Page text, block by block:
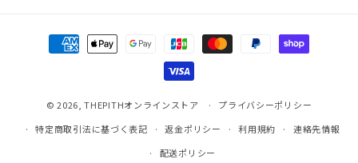
© 2026,THEPITHオンラインストア
プライバシーポリシー
特定商取引法に基づく表記
返金ポリシー 利用規約
連絡先情報
配送ポリシー